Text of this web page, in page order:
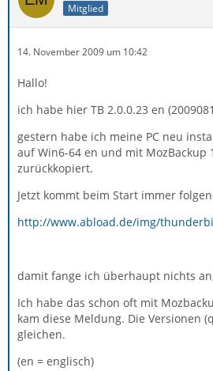
Mitglied
14. November 2009 um 10:42
Hallo!
ich habe hier TB 2.0.0.23 en
gestern habe ich meine PC neu
auf Win6-64 en und mit MozBackup
zurückkopiert.
Jetzt kommt beim Start immer
http://www.abload.de/img/
damit fange ich überhaupt nichts
Ich habe das schon oft mit
kam diese Meldung. Die Versionen
gleichen.
(en = englisch)